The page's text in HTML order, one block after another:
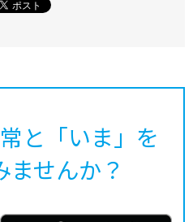
と「いま」を
ませんか？